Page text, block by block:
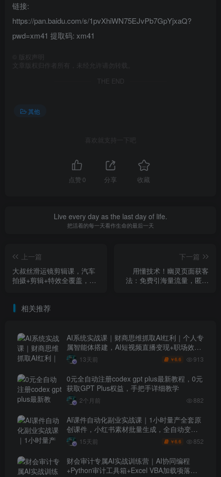
链接:
https://pan.baidu.com/s/1pvXhiWN75EJvPb7GpYjxaQ?
pwd=xm41 提取码: xm41
版权声明
文章版权归作者所有，未经允许请勿转载。
THE END
其他
喜欢就支持一下吧
点赞 0 分享 收藏
Live every day as the last day of life.
把活着的每一天看作生命的最后一天
上一篇
大叔丝滑运镜剪辑课，汽车
拍摄+剪辑+特效全覆盖，新
下一篇
用懂技术！幽灵页面获客
法：免费引海量流量，匿名
相关推荐
AI系统实战课｜财商思维抓取AI红利｜个人专
属智能体搭建，AI短视频直播变现+职场效率
升级全套教程
13天前 ￥6.6 913
0元全自动注册codex gpt plus最新教程，0元
获取GPT Plus权益，手把手详细教学
2个月前 882
AI课件自动化副业实战课｜1小时量产全套原
创课件，小红书素材批量生成，全自动变现
管线复刻，半年卖3000单
15天前 ￥6.6 852
财会审计专属AI实战训练营｜AI协同编程
+Python审计工具箱+Excel VBA加载项落地